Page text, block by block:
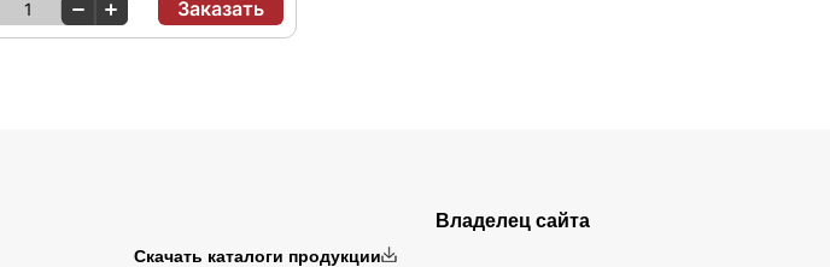
1 Заказать
Скачать каталоги продукции
Владелец сайта